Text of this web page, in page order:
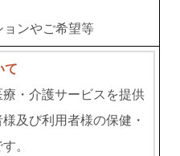
ンやご希望等
て
・介護サービスを提供
及び利用者様の保健・
。